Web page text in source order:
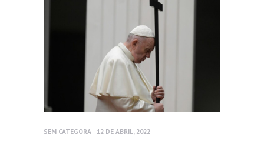
SEM CATEGORA 12 DE ABRIL, 2022